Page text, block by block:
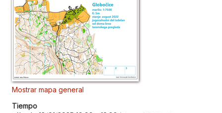
Mostrar mapa general
Tiempo